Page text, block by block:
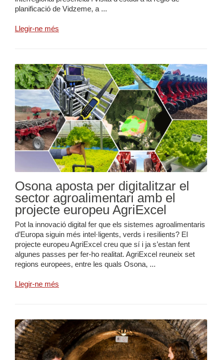
planificació de Vidzeme, a ...
Llegir-ne més
Osona aposta per digitalitzar el
sector agroalimentari amb el
projecte europeu AgriExcel
Pot la innovació digital fer que els sistemes agroalimentaris
d’Europa siguin més intel·ligents, verds i resilients? El
projecte europeu AgriExcel creu que sí i ja s’estan fent
algunes passes per fer-ho realitat. AgriExcel reuneix set
regions europees, entre les quals Osona, ...
Llegir-ne més